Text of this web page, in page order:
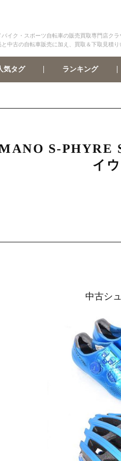
バイク・スポーツ自転車の販売買取専門店ク
と中古の自転車販売に加え、買取＆下取見積り
気タグ ランキング
S-PHYRE
イ
中古シ